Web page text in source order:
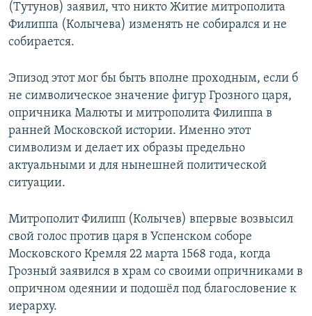
(Тутунов) заявил, что никто Житие митрополита
Филиппа (Колычева) изменять не собирался и не
собирается.
Эпизод этот мог бы быть вполне проходным, если б
не символическое значение фигур Грозного царя,
опричника Малюты и митрополита Филиппа в
ранней Московской истории. Именно этот
символизм и делает их образы предельно
актуальными и для нынешней политической
ситуации.
Митрополит Филипп (Колычев) впервые возвысил
свой голос против царя в Успенском соборе
Московского Кремля 22 марта 1568 года, когда
Грозный заявился в храм со своими опричниками в
опричном одеянии и подошёл под благословение к
иерарху.